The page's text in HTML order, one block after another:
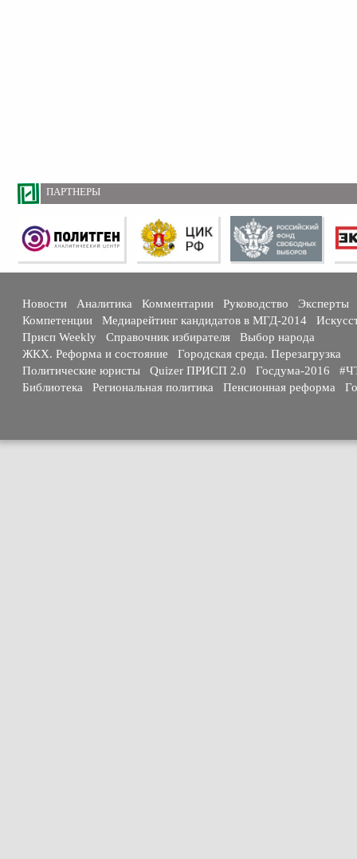
ПАРТНЕРЫ
Новости Аналитика Комментарии Руководство
Эксперты
Компетенции
Медиарейтинг кандидатов в МГД-2014
Присп Weekly
Справочник избирателя
Выбор народа
ЖКХ. Реформа и состояние
Городская среда. Перезагрузка
Политические юристы
Quizer ПРИСП 2.0 Госдума-2016
Библиотека
Региональная политика Пенсионная реформа